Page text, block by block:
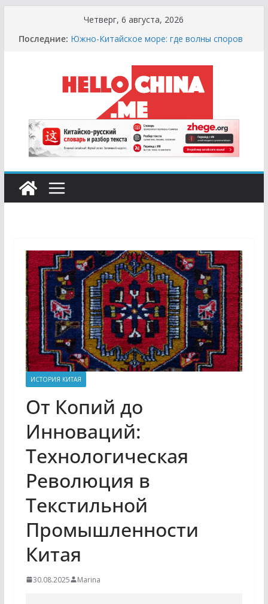
содержимому
Четверг, 6 августа, 2026
Последние: Южно-Китайское море: где волны споров
Сырная Лихорадка: Как Найти Настоящий
Сыр в Китае и не Купить «Пластиковый»
Аналог
Охота за Черным Хлебом: Путеводитель
по Русским и Европейским Пекарням в
Китае
Молочный Кризис: Почему в Китае не
Найти Творог, Сметану и Кефир (и Где
Искать Спасение?)
Счастливые Числа и Продукты-Табу:
ИСТОРИЯ КИТАЯ
От Копий до
Инноваций:
Технологическая
Революция в
Текстильной
Промышленности
Китая
30.08.2025 Marina